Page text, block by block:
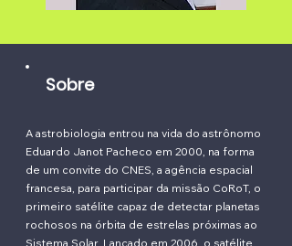
Sobre
A astrobiologia entrou na vida do astrônomo
Eduardo Janot Pacheco em 2000, na forma
de um convite do CNES, a agência espacial
francesa, para participar da missão CoRoT, o
primeiro satélite capaz de detectar planetas
rochosos na órbita de estrelas próximas ao
Sistema Solar. Lançado em 2006, o satélite